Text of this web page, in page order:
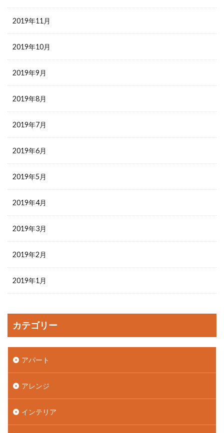
2019年11月
2019年10月
2019年9月
2019年8月
2019年7月
2019年6月
2019年5月
2019年4月
2019年3月
2019年2月
2019年1月
カテゴリー
アパート
アレンジ
インテリア